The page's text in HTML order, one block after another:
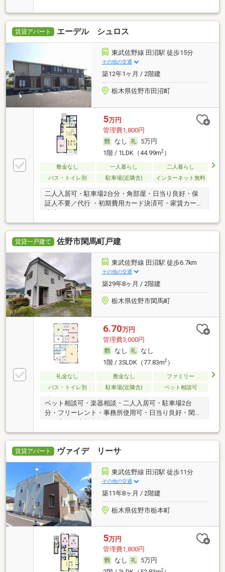
賃貸アパート エーデル シュロス
東武佐野線 田沼駅 徒歩15分
その他の交通
築12年1ヶ月 / 2階建
栃木県佐野市田沼町
5万円
管理費1,800円
なし
5万円
1階 / 1LDK（44.99m2）
敷金なし 一人暮らし
二人暮らし
バス・トイレ別
駐車場(近隣含) インターネット無料
二人入居可・駐車場2台分・角部屋・日当り良好・保
証人不要／代行 ・初期費用カード決済可・家賃カード
賃貸一戸建て 佐野市閑馬町戸建
東武佐野線 田沼駅 徒歩6.7km
その他の交通
築29年8ヶ月 / 2階建
栃木県佐野市閑馬町
6.70万円
管理費3,000円
なし
なし
1階 / 3SLDK（77.83m2）
礼金なし 敷金なし
ファミリー
バス・トイレ別
駐車場(近隣含) ペット相談可
ペット相談可・楽器相談・二人入居可・駐車場2台
分・フリーレント・事務所使用可・日当り良好・閑静
賃貸アパート ヴァイデ リーサ
東武佐野線 田沼駅 徒歩11分
その他の交通
築11年8ヶ月 / 2階建
栃木県佐野市栃本町
5万円
管理費1,800円
なし
5万円
2